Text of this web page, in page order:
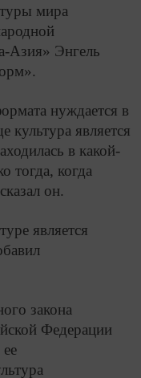
мира
Азия» Энгель
нуждается в
является
в какой-
тогда, когда
он.
является
закона
Федерации